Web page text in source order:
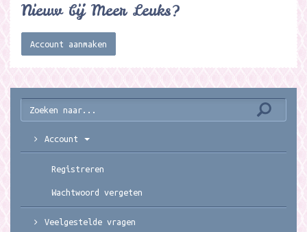
Nieuw bij Meer Leuks?
Account aanmaken
Account
Registreren
Wachtwoord vergeten
Veelgestelde vragen